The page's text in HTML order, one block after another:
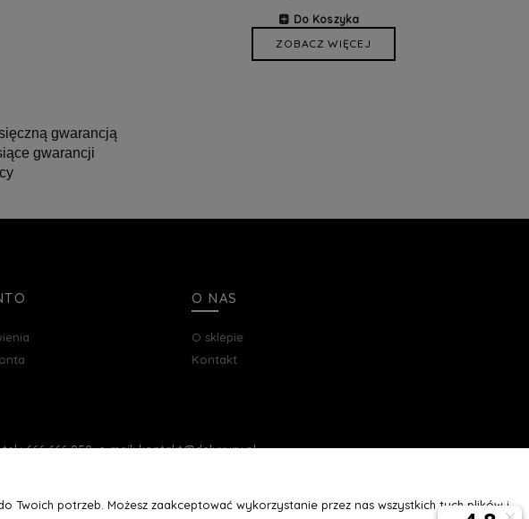
Do Koszyka
ZOBACZ WIĘCEJ
gwarancją
gwarancji
O NAS
O sklepie
Kontakt
666 666 950, e-mail: kontakt@deluxury.pl
potrzeb. Możesz zaakceptować wykorzystanie przez nas wszystkich tych plików i